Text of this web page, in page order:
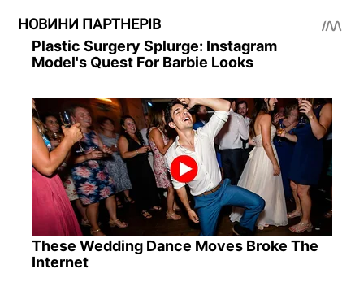
НОВИНИ ПАРТНЕРІВ
Plastic Surgery Splurge: Instagram
Model's Quest For Barbie Looks
These Wedding Dance Moves Broke The
Internet